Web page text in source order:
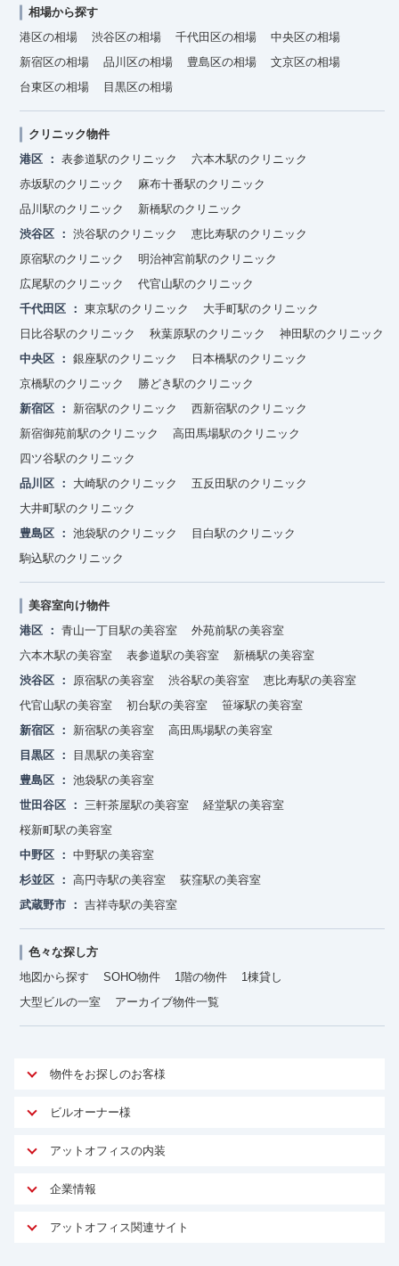
相場から探す
港区の相場
渋谷区の相場 千代田区の相場
中央区の相場
新宿区の相場
品川区の相場 豊島区の相場
文京区の相場
台東区の相場
目黒区の相場
クリニック物件
港区
表参道駅のクリニック
六本木駅のクリニック
赤坂駅のクリニック
麻布十番駅のクリニック
品川駅のクリニック
新橋駅のクリニック
渋谷区
渋谷駅のクリニック
恵比寿駅のクリニック
原宿駅のクリニック
明治神宮前駅のクリニック
広尾駅のクリニック
代官山駅のクリニック
千代田区
東京駅のクリニック
大手町駅のクリニック
日比谷駅のクリニック
秋葉原駅のクリニック
神田駅のクリニック
中央区
銀座駅のクリニック
日本橋駅のクリニック
京橋駅のクリニック
勝どき駅のクリニック
新宿区
新宿駅のクリニック
西新宿駅のクリニック
新宿御苑前駅のクリニック
高田馬場駅のクリニック
四ツ谷駅のクリニック
品川区
大崎駅のクリニック
五反田駅のクリニック
大井町駅のクリニック
豊島区
池袋駅のクリニック
目白駅のクリニック
駒込駅のクリニック
美容室向け物件
港区
青山一丁目駅の美容室
外苑前駅の美容室
六本木駅の美容室
表参道駅の美容室
新橋駅の美容室
渋谷区
原宿駅の美容室 渋谷駅の美容室
恵比寿駅の美容室
代官山駅の美容室
初台駅の美容室
笹塚駅の美容室
新宿区
新宿駅の美容室
高田馬場駅の美容室
目黒区
目黒駅の美容室
豊島区
池袋駅の美容室
世田谷区
三軒茶屋駅の美容室
経堂駅の美容室
桜新町駅の美容室
中野区
中野駅の美容室
杉並区
高円寺駅の美容室
荻窪駅の美容室
武蔵野市
吉祥寺駅の美容室
色々な探し方
地図から探す
SOHO物件 1階の物件
1棟貸し
大型ビルの一室
アーカイブ物件一覧
物件をお探しのお客様
アットオフィスが選ばれる理由
ご契約者様インタビュー
オフィスお役立ちコラム
ビルオーナー様
オーナー様向けサービス
マイソク作成
物件情報から成約賃料を予測
アットオフィスの内装
サービス内容
内装に関するよくある質問
企業情報
アットオフィス関連サイト